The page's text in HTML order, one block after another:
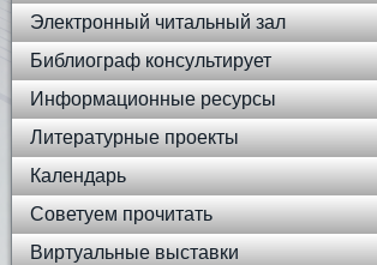
Электронный читальный зал
Библиограф консультирует
Информационные ресурсы
Литературные проекты
Календарь
Советуем прочитать
Виртуальные выставки